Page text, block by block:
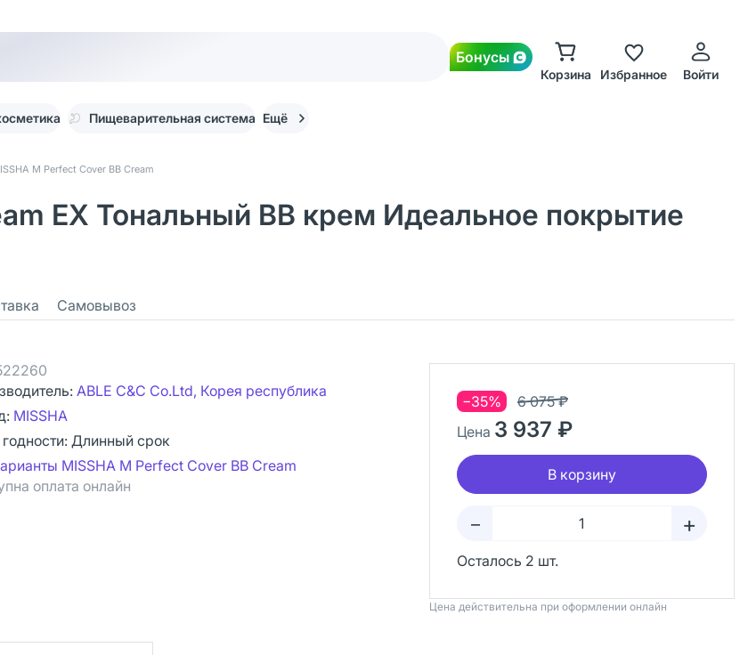
Бонусы
Корзина Избранное Войти
Пищеварительная система Ещё
М Perfect Cover BB Cream
EX Тональный BB крем Идеальное покрытие
Самовывоз
ABLE C&C Co.Ltd, Корея республика
MISSHA
Длинный срок
MISSHA М Perfect Cover BB Cream
оплата онлайн
−35%
6 075 ₽
Цена 3 937 ₽
В корзину
– +
Осталось 2 шт.
Цена действительна при оформлении онлайн